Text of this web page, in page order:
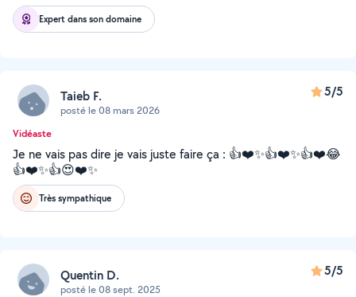
Expert dans son domaine
Taieb F.
posté le 08 mars 2026
5/5
Vidéaste
Je ne vais pas dire je vais juste faire ça : 👍❤️✨👍❤️✨👍❤️😂
👍❤️✨👍😍❤️✨
Très sympathique
Quentin D.
posté le 08 sept. 2025
5/5